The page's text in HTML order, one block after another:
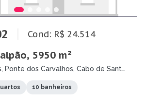
Cond: R$ 24.514
5950 m²
Ponte dos Carvalhos, Cabo de Santo
10 banheiros